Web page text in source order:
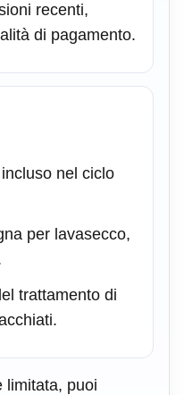
recenti,
di pagamento.
nel ciclo
per lavasecco,
trattamento di
limitata, puoi